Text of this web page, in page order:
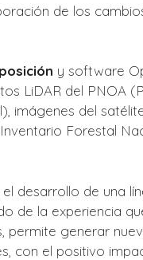
de los
y software
LiDAR del PNOA
del satélite
Forestal
desarrollo de una
de la experiencia
permite generar
con el positivo